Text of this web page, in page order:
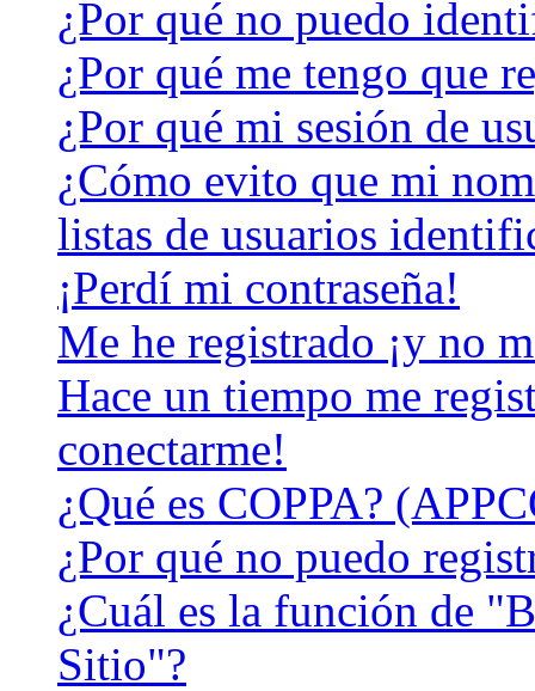
¿Por qué no puedo
¿Por qué me tengo que
¿Por qué mi sesión de
¿Cómo evito que mi
listas de usuarios
¡Perdí mi contraseña!
Me he registrado ¡y no
Hace un tiempo me
conectarme!
¿Qué es COPPA?
¿Por qué no puedo
¿Cuál es la función de
Sitio"?